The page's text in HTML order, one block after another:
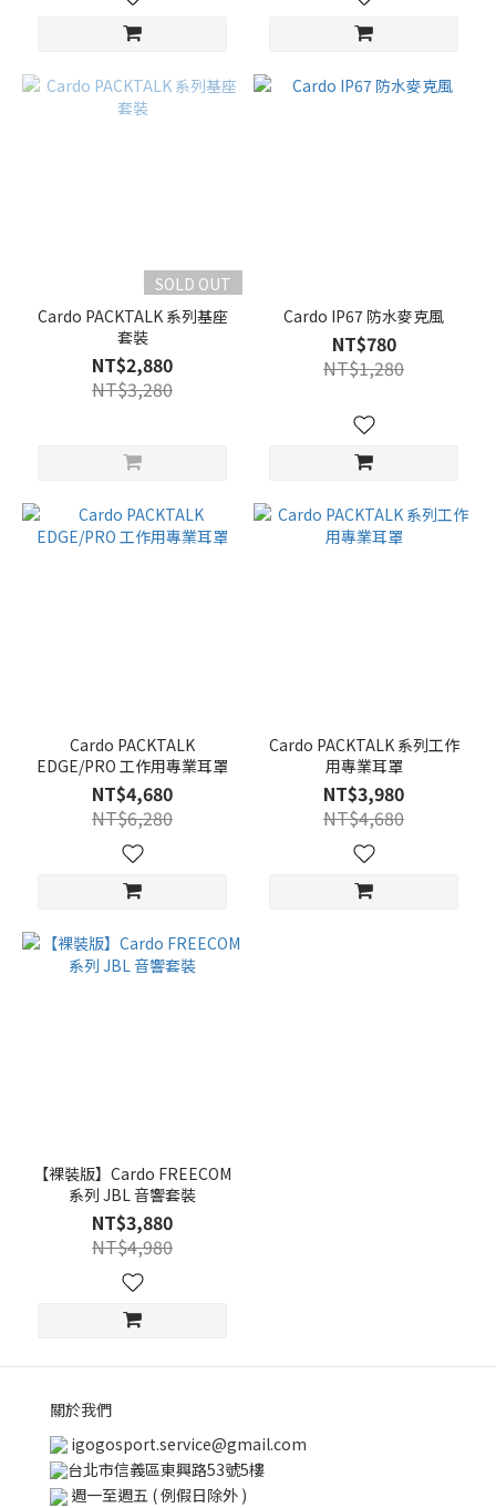
SOLD OUT
Cardo PACKTALK 系列基座
套裝
NT$2,880
NT$3,280
Cardo IP67 防水麥克風
NT$780
NT$1,280
Cardo PACKTALK
EDGE/PRO 工作用專業耳罩
NT$4,680
NT$6,280
Cardo PACKTALK 系列工作
用專業耳罩
NT$3,980
NT$4,680
【裸裝版】Cardo FREECOM
系列 JBL 音響套裝
NT$3,880
NT$4,980
關於我們
igogosport.service@gmail.com
台北市信義區東興路53號5樓
週一至週五 ( 例假日除外 )